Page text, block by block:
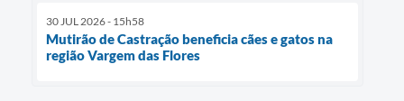
30 JUL 2026 - 15h58
Mutirão de Castração beneficia cães e gatos na
região Vargem das Flores